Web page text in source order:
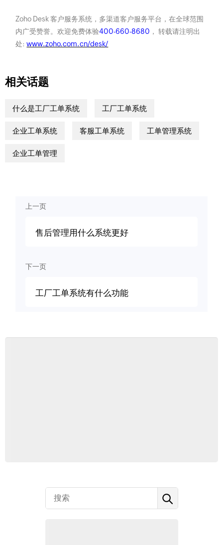
Zoho Desk 客户服务系统，多渠道客户服务平台，在全球范围
内广受赞誉。欢迎免费体验400-660-8680 ， 转载请注明出
处:www.zoho.com.cn/desk/
相关话题
什么是工厂工单系统 工厂工单系统
企业工单系统 客服工单系统 工单管理系统
企业工单管理
上一页
售后管理用什么系统更好
下一页
工厂工单系统有什么功能